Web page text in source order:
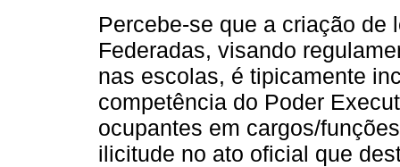
Percebe-se que a criação de
Federadas, visando
nas escolas, é tipicamente
competência do Poder
ocupantes em cargos/
ilicitude no ato oficial que